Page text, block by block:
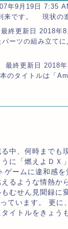
年9月19日 7:35
来です。 現状の
終更新日 2018年
ーツの組み立て
終更新日 2018
のタイトルは「
中、何時までも
に「燃えよＤＸ
ゲームに違和感
るような情熱か
むせん見聞録に
ています。 更に
イトルをきょう